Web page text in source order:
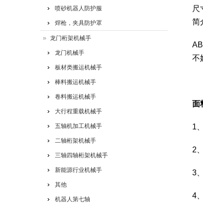
尺
简
不
面
1
2
3
4
喷砂机器人防护服
焊枪，夹具防护罩
龙门桁架机械手
龙门机械手
板材类搬运机械手
棒料搬运机械手
卷料搬运机械手
大行程重载机械手
五轴机加工机械手
二轴桁架机械手
三轴四轴桁架机械手
新能源行业机械手
其他
机器人第七轴